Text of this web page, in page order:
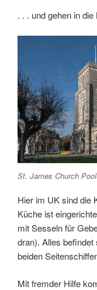
. . . und gehen in die
St. James Church
Hier im UK sind die
Küche ist
mit Sesseln für
dran). Alles
beiden
Mit fremder Hilfe